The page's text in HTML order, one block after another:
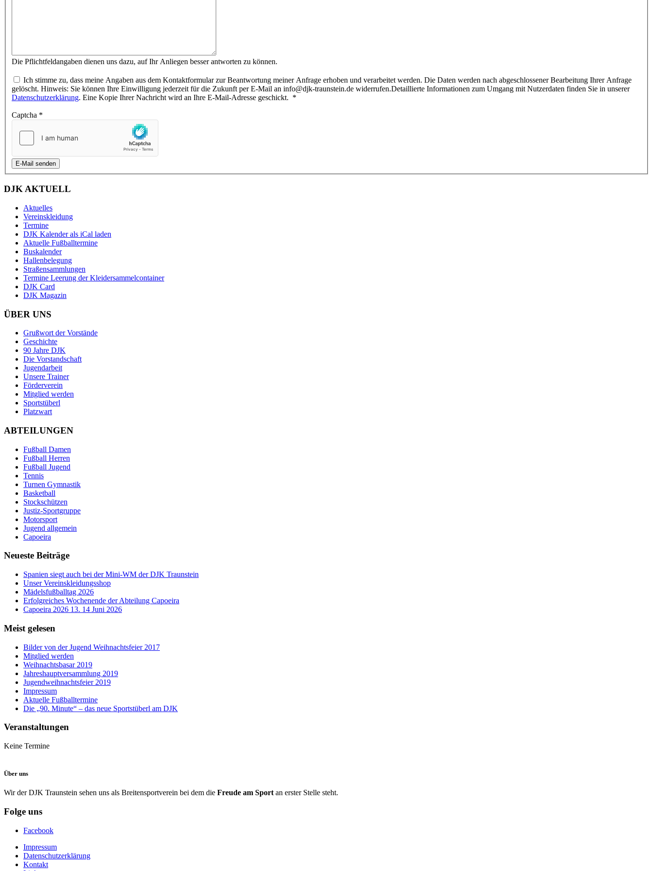
Die Pflichtfeldangaben dienen uns dazu, auf Ihr Anliegen besser antworten zu können.
Ich stimme zu, dass meine Angaben aus dem Kontaktformular zur Beantwortung meiner Anfrage erhoben und verarbeitet werden. Die Daten werden nach abgeschlossener Bearbeitung Ihrer Anfrage
gelöscht. Hinweis: Sie können Ihre Einwilligung jederzeit für die Zukunft per E-Mail an info@djk-traunstein.de widerrufen.Detaillierte Informationen zum Umgang mit Nutzerdaten finden Sie in unserer
Datenschutzerklärung. Eine Kopie Ihrer Nachricht wird an Ihre E-Mail-Adresse geschickt. *
Captcha *
E-Mail senden
DJK AKTUELL
Aktuelles
Vereinskleidung
Termine
DJK Kalender als iCal laden
Aktuelle Fußballtermine
Buskalender
Hallenbelegung
Straßensammlungen
Termine Leerung der Kleidersammelcontainer
DJK Card
DJK Magazin
ÜBER UNS
Grußwort der Vorstände
Geschichte
90 Jahre DJK
Die Vorstandschaft
Jugendarbeit
Unsere Trainer
Förderverein
Mitglied werden
Sportstüberl
Platzwart
ABTEILUNGEN
Fußball Damen
Fußball Herren
Fußball Jugend
Tennis
Turnen Gymnastik
Basketball
Stockschützen
Justiz-Sportgruppe
Motorsport
Jugend allgemein
Capoeira
Neueste Beiträge
Spanien siegt auch bei der Mini-WM der DJK Traunstein
Unser Vereinskleidungsshop
Mädelsfußballtag 2026
Erfolgreiches Wochenende der Abteilung Capoeira
Capoeira 2026 13. 14 Juni 2026
Meist gelesen
Bilder von der Jugend Weihnachtsfeier 2017
Mitglied werden
Weihnachtsbasar 2019
Jahreshauptversammlung 2019
Jugendweihnachtsfeier 2019
Impressum
Aktuelle Fußballtermine
Die „90. Minute“ – das neue Sportstüberl am DJK
Veranstaltungen
Keine Termine
Über uns
Wir der DJK Traunstein sehen uns als Breitensportverein bei dem die Freude am Sport an erster Stelle steht.
Folge uns
Facebook
Impressum
Datenschutzerklärung
Kontakt